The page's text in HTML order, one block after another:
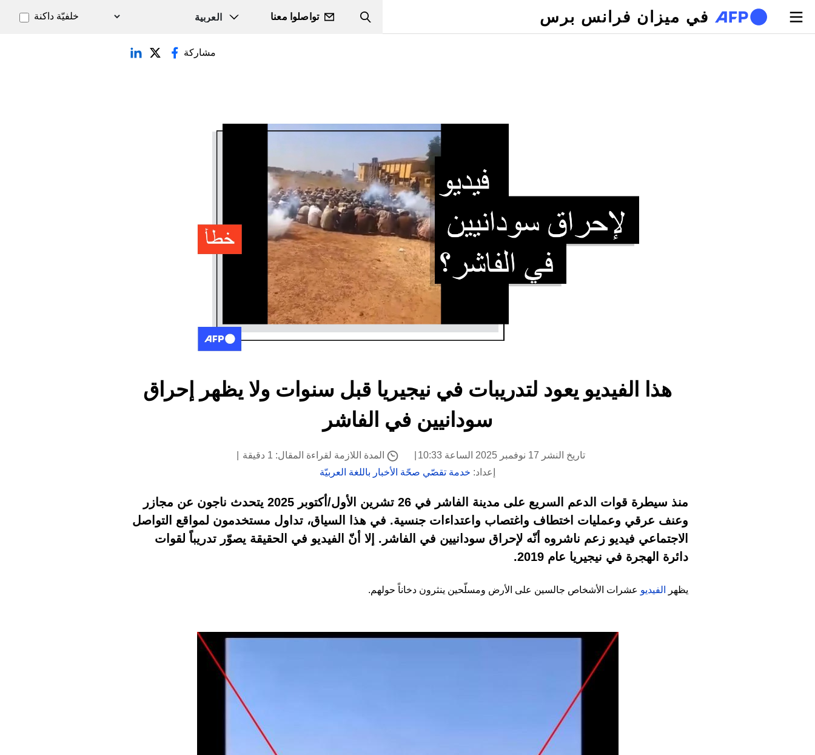
تجاوز إلى المحتوى الرئيسي
في ميزان فرانس برس Search
تواصلوا معنا خلفيّة داكنة
التبويبات الأساسية مشاركة
هذا الفيديو يعود لتدريبات في نيجيريا قبل سنوات ولا يظهر إحراق
سودانيين في الفاشر
تاريخ النشر 17 نوفمبر 2025 الساعة 10:33
المدة اللازمة لقراءة المقال: 1 دقيقة
إعداد: خدمة تقصّي صحّة الأخبار باللغة العربيّة
منذ سيطرة قوات الدعم السريع على مدينة الفاشر في 26 تشرين الأول/أكتوبر 2025 يتحدث ناجون عن مجازر
وعنف عرقي وعمليات اختطاف واغتصاب واعتداءات جنسية. في هذا السياق، تداول مستخدمون لمواقع التواصل
الاجتماعي فيديو زعم ناشروه أنّه لإحراق سودانيين في الفاشر. إلا أنّ الفيديو في الحقيقة يصوّر تدريباً لقوات
دائرة الهجرة في نيجيريا عام 2019.
يظهر الفيديو عشرات الأشخاص جالسين على الأرض ومسلّحين ينثرون دخاناً حولهم.